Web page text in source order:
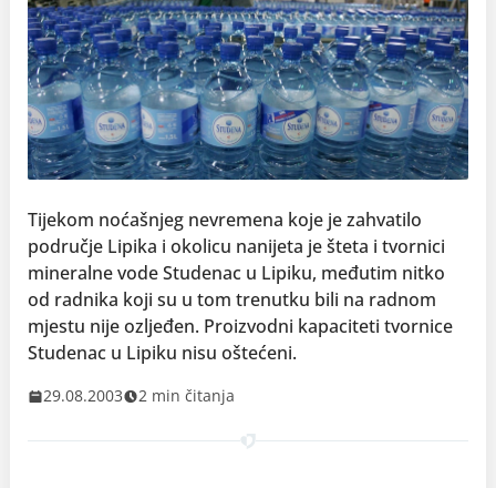
Tijekom noćašnjeg nevremena koje je zahvatilo
područje Lipika i okolicu nanijeta je šteta i tvornici
mineralne vode Studenac u Lipiku, međutim nitko
od radnika koji su u tom trenutku bili na radnom
mjestu nije ozljeđen. Proizvodni kapaciteti tvornice
Studenac u Lipiku nisu oštećeni.
29.08.2003 2 min čitanja